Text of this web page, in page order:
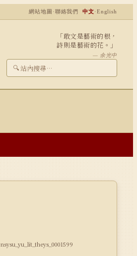
網站地圖 ·聯絡我們 中文·English
「敢文是藝術的根，
詩則是藝術的花。」
— 余光中
🔍
nsysu_yu_lit_theys_0001599